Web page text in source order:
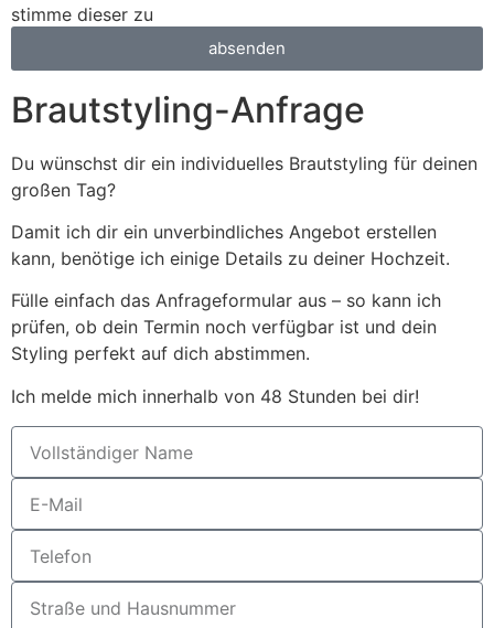
stimme dieser zu
absenden
Brautstyling-Anfrage
Du wünschst dir ein individuelles Brautstyling für deinen
großen Tag?
Damit ich dir ein unverbindliches Angebot erstellen
kann, benötige ich einige Details zu deiner Hochzeit.
Fülle einfach das Anfrageformular aus – so kann ich
prüfen, ob dein Termin noch verfügbar ist und dein
Styling perfekt auf dich abstimmen.
Ich melde mich innerhalb von 48 Stunden bei dir!